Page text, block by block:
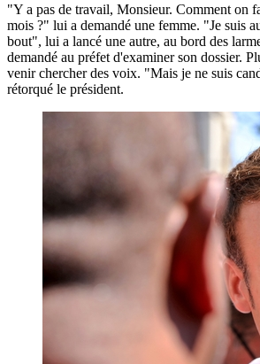
"Y a pas de travail, Monsieur. Comment on
mois ?" lui a demandé une femme. "Je suis
bout", lui a lancé une autre, au bord des
demandé au préfet d'examiner son dossier.
venir chercher des voix. "Mais je ne suis
rétorqué le président.